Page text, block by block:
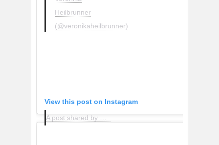
Heilbrunner
(@veronikaheilbrunner)
View this post on Instagram
A post shared by Grece Ghanem (@greceghanem)